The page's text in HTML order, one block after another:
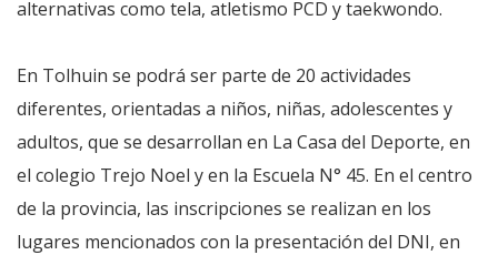
alternativas como tela, atletismo PCD y taekwondo.
En Tolhuin se podrá ser parte de 20 actividades
diferentes, orientadas a niños, niñas, adolescentes y
adultos, que se desarrollan en La Casa del Deporte, en
el colegio Trejo Noel y en la Escuela N° 45. En el centro
de la provincia, las inscripciones se realizan en los
lugares mencionados con la presentación del DNI, en